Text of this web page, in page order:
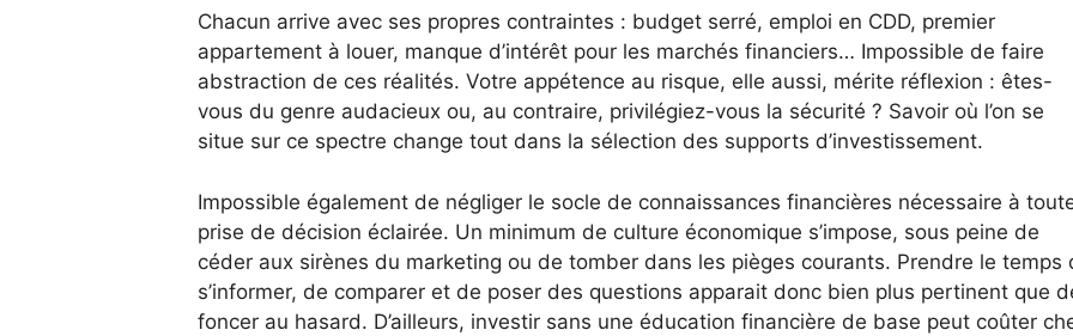
Chacun arrive avec ses propres contraintes : budget serré, emploi en CDD, premier
appartement à louer, manque d’intérêt pour les marchés financiers… Impossible de faire
abstraction de ces réalités. Votre appétence au risque, elle aussi, mérite réflexion : êtes-
vous du genre audacieux ou, au contraire, privilégiez-vous la sécurité ? Savoir où l’on se
situe sur ce spectre change tout dans la sélection des supports d’investissement.
Impossible également de négliger le socle de connaissances financières nécessaire à
prise de décision éclairée. Un minimum de culture économique s’impose, sous peine de
céder aux sirènes du marketing ou de tomber dans les pièges courants. Prendre le temps
s’informer, de comparer et de poser des questions apparait donc bien plus pertinent que
foncer au hasard. D’ailleurs, investir sans une éducation financière de base peut coûter